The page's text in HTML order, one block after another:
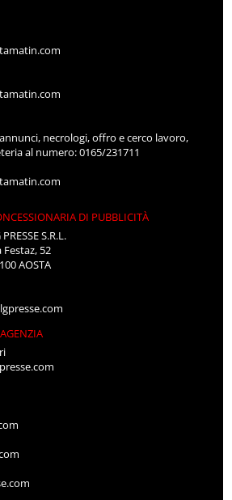
necrologi, offro e cerco lavoro,
al numero: 0165/231711
DI PUBBLICITÀ
PRESSE S.R.L.
Festaz, 52
AOSTA